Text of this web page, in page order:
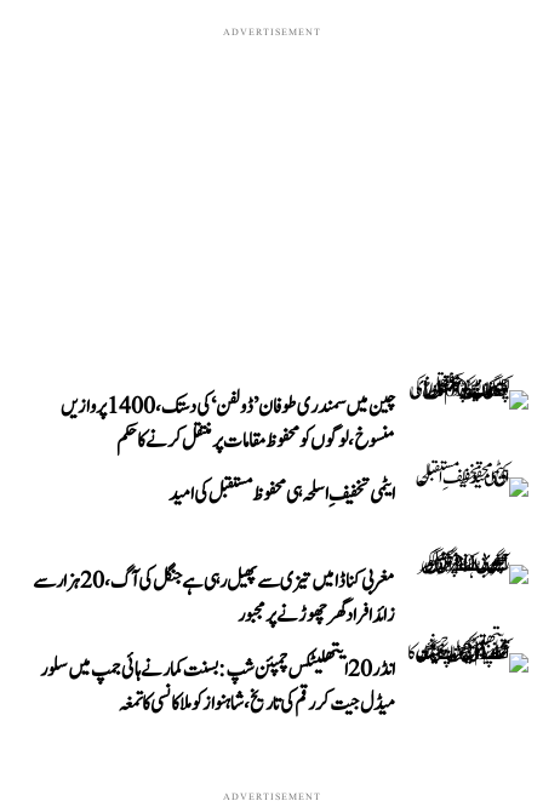
ADVERTISEMENT
چین میں سمندری طوفان ’ڈولفن‘ کی دستک، 1400 پروازیں
منسوخ، لوگوں کو محفوظ مقامات پر منتقل کرنے کا حکم
ایٹمی تخفیفِ اسلحہ ہی محفوظ مستقبل کی امید
مغربی کناڈا میں تیزی سے پھیل رہی ہے جنگل کی آگ، 20 ہزار سے
زائد افراد گھر چھوڑنے پر مجبور
انڈر 20 ایتھلیٹکس چمپئن شپ: بسنت کمار نے ہائی جمپ میں سلور
میڈل جیت کر رقم کی تاریخ، شاہنواز کو ملا کانسی کا تمغہ
ADVERTISEMENT